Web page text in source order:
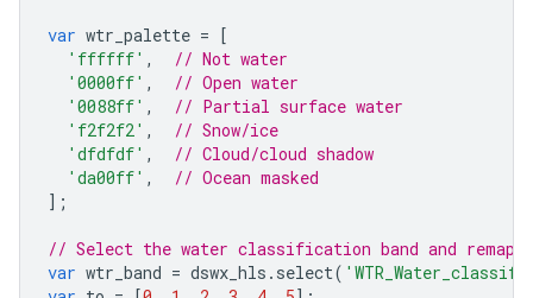
var wtr_palette = [
'ffffff' ,
// Not water
'0000ff' ,
// Open water
'0088ff' ,
// Partial surface water
'f2f2f2' ,
// Snow/ice
'dfdfdf' ,
// Cloud/cloud shadow
'da00ff' ,
// Ocean masked
];
// Select the water classification band and remap
var wtr_band = dswx_hls . select(